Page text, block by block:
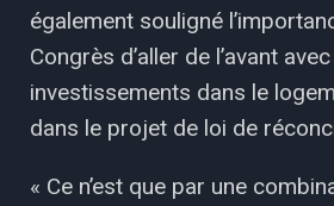
également souligné
Congrès d’aller de l’avant
investissements dans le
dans le projet de loi de
« Ce n’est que par une